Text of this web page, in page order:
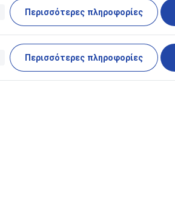
Περισσότερες πληροφορίες
Περισσότερες πληροφορίες